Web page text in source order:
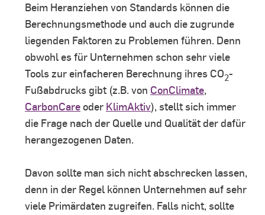
Beim Heranziehen von Standards können die
Berechnungsmethode und auch die zugrunde
liegenden Faktoren zu Problemen führen. Denn
obwohl es für Unternehmen schon sehr viele
Tools zur einfacheren Berechnung ihres CO2-
Fußabdrucks gibt (z.B. von ConClimate,
CarbonCare oder KlimAktiv), stellt sich immer
die Frage nach der Quelle und Qualität der dafür
herangezogenen Daten.
Davon sollte man sich nicht abschrecken lassen,
denn in der Regel können Unternehmen auf sehr
viele Primärdaten zugreifen. Falls nicht, sollte